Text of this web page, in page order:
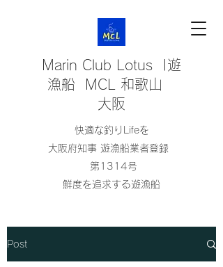
Marin Club Lotus |遊
漁船 MCL 和歌山
大阪
快適な釣りLifeを
大阪府知事 遊漁船業者登録
第1314号
鮮度を追求する遊漁船
Post